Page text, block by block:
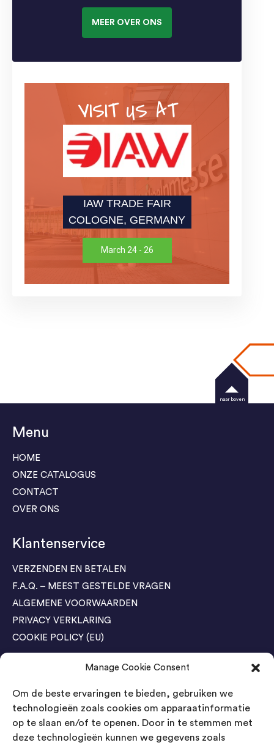
Manage Cookie Consent
Om de beste ervaringen te bieden, gebruiken we
technologieën zoals cookies om apparaatinformatie
op te slaan en/of te openen. Door in te stemmen met
deze technologieën kunnen we gegevens zoals
MEER OVER ONS
VISIT US AT
IAW TRADE FAIR
COLOGNE, GERMANY
March 24 - 26
Menu
HOME
ONZE CATALOGUS
CONTACT
OVER ONS
Klantenservice
VERZENDEN EN BETALEN
F.A.Q. – MEEST GESTELDE VRAGEN
ALGEMENE VOORWAARDEN
PRIVACY VERKLARING
COOKIE POLICY (EU)
Agenda Trade Shows
04-05 November / SVG FAIR Winterswijk
Bestel GRATIS kaarten
Bestel GRATIS kaarten
naar boven